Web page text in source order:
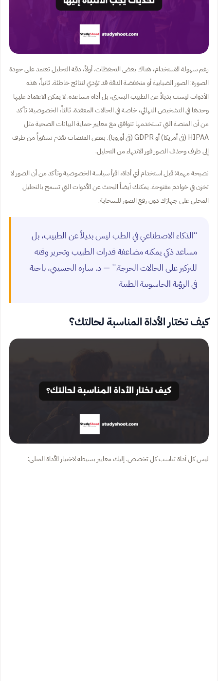
رغم سهولة الاستخدام، هناك بعض التحفظات. أولاً، دقة التحليل تعتمد على جودة
الصورة: الصور الضبابية أو منخفضة الدقة قد تؤدي لنتائج خاطئة. ثانياً، هذه
الأدوات ليست بديلاً عن الطبيب البشري، بل أداة مساعدة. لا يمكن الاعتماد عليها
وحدها في التشخيص النهائي، خاصة في الحالات المعقدة. ثالثاً، الخصوصية: تأكد
من أن المنصة التي تستخدمها تتوافق مع معايير حماية البيانات الصحية مثل
HIPAA (في أمريكا) أو GDPR (في أوروبا). بعض المنصات تقدم تشفيراً من طرف
إلى طرف وحذف الصور فور الانتهاء من التحليل.
نصيحة مهمة: قبل استخدام أي أداة، اقرأ سياسة الخصوصية وتأكد من أن الصور لا
تخزن في خوادم مفتوحة. يمكنك أيضاً البحث عن الأدوات التي تسمح بالتحليل
المحلي على جهازك دون رفع الصور للسحابة.
“الذكاء الاصطناعي في الطب ليس بديلاً عن الطبيب، بل
مساعد ذكي يمكنه مضاعفة قدرات الطبيب وتحرير وقته
للتركيز على الحالات الحرجة.” — د. سارة الحسيني، باحثة
في الرؤية الحاسوبية الطبية
كيف تختار الأداة المناسبة لحالتك؟
ليس كل أداة تناسب كل تخصص. إليك معايير بسيطة لاختيار الأداة المثلى: